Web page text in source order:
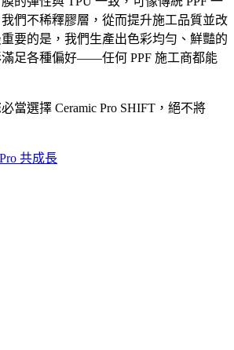
們不稀釋膠層，從而提升施工品質並改
要的是，我們生產出色彩均勻、鮮豔的
足各種偏好——任何 PPF 施工商都能
當選擇 Ceramic Pro SHIFT，絕不將
共成長